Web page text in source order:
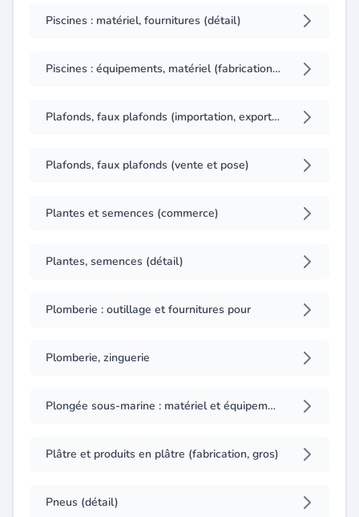
Piscines : matériel, fournitures (détail)
Piscines : équipements, matériel (fabrication, gros)
Plafonds, faux plafonds (importation, exportation)
Plafonds, faux plafonds (vente et pose)
Plantes et semences (commerce)
Plantes, semences (détail)
Plomberie : outillage et fournitures pour
Plomberie, zinguerie
Plongée sous-marine : matériel et équipements
Plâtre et produits en plâtre (fabrication, gros)
Pneus (détail)